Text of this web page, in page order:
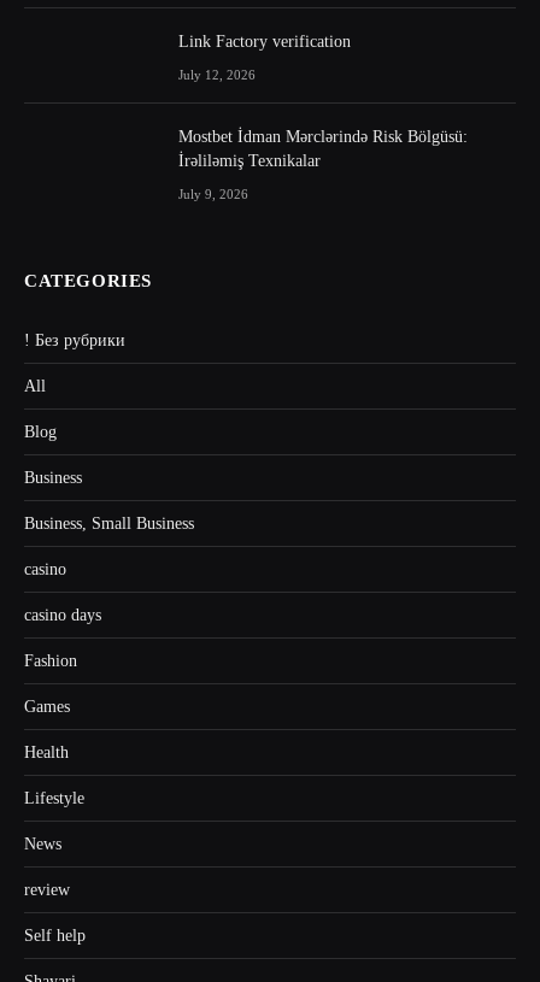
Link Factory verification
July 12, 2026
Mostbet İdman Mərclərində Risk Bölgüsü:
İrəliləmiş Texnikalar
July 9, 2026
CATEGORIES
! Без рубрики
All
Blog
Business
Business, Small Business
casino
casino days
Fashion
Games
Health
Lifestyle
News
review
Self help